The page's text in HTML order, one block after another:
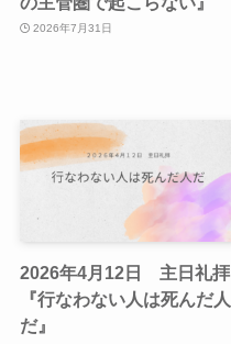
2026年7月31日
2026年4月12日 主日礼拝
『行なわない人は死んだ人
だ』